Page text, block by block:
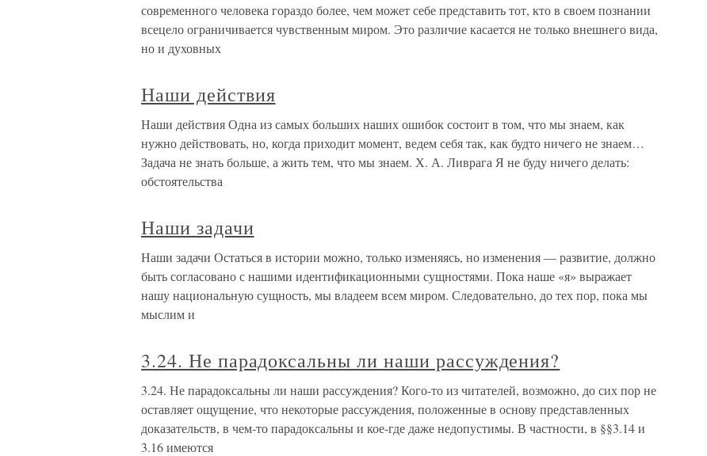
современного человека гораздо более, чем может себе представить тот, кто в своем познании
всецело ограничивается чувственным миром. Это различие касается не только внешнего вида,
но и духовных
Наши действия
Наши действия Одна из самых больших наших ошибок состоит в том, что мы знаем, как
нужно действовать, но, когда приходит момент, ведем себя так, как будто ничего не знаем…
Задача не знать больше, а жить тем, что мы знаем. Х. А. Ливрага Я не буду ничего делать:
обстоятельства
Наши задачи
Наши задачи Остаться в истории можно, только изменяясь, но изменения — развитие, должно
быть согласовано с нашими идентификационными сущностями. Пока наше «я» выражает
нашу национальную сущность, мы владеем всем миром. Следовательно, до тех пор, пока мы
мыслим и
3.24. Не парадоксальны ли наши рассуждения?
3.24. Не парадоксальны ли наши рассуждения? Кого-то из читателей, возможно, до сих пор не
оставляет ощущение, что некоторые рассуждения, положенные в основу представленных
доказательств, в чем-то парадоксальны и кое-где даже недопустимы. В частности, в §§3.14 и
3.16 имеются